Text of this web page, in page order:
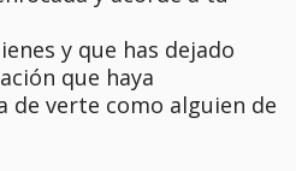
y que has dejado
que haya
de verte como alguien de